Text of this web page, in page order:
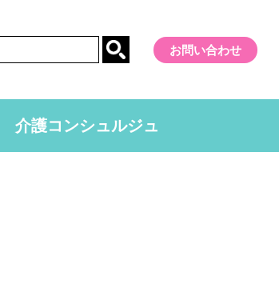
お問い合わせ
介護コンシュルジュ